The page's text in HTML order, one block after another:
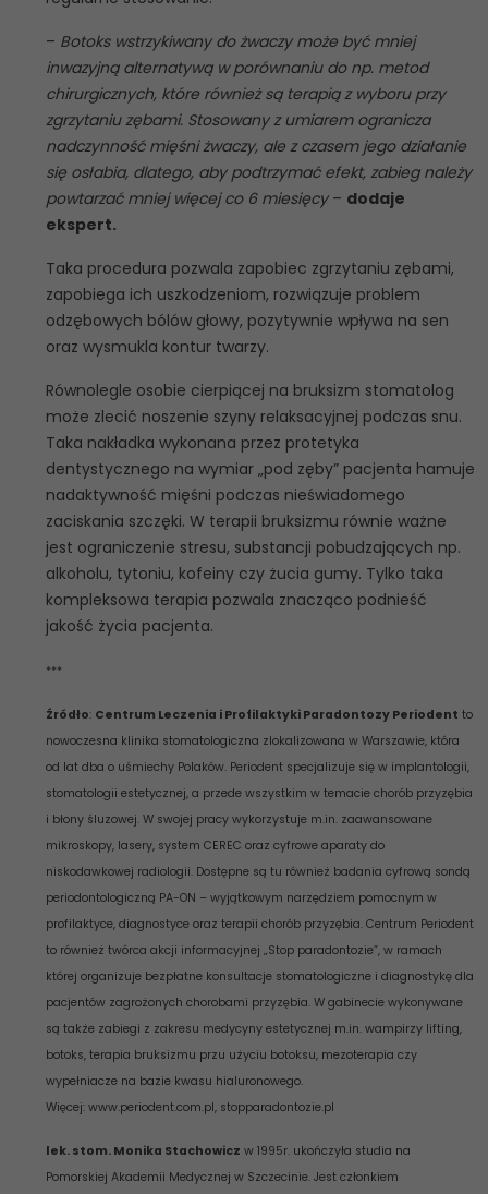
– Botoks wstrzykiwany do żwaczy może być mniej
inwazyjną alternatywą w porównaniu do np. metod
chirurgicznych, które również są terapią z wyboru przy
zgrzytaniu zębami. Stosowany z umiarem ogranicza
nadczynność mięśni żwaczy, ale z czasem jego działanie
się osłabia, dlatego, aby podtrzymać efekt, zabieg należy
powtarzać mniej więcej co 6 miesięcy– dodaje
ekspert.
Taka procedura pozwala zapobiec zgrzytaniu zębami,
zapobiega ich uszkodzeniom, rozwiązuje problem
odzębowych bólów głowy, pozytywnie wpływa na sen
oraz wysmukla kontur twarzy.
Równolegle osobie cierpiącej na bruksizm stomatolog
może zlecić noszenie szyny relaksacyjnej podczas snu.
Taka nakładka wykonana przez protetyka
dentystycznego na wymiar „pod zęby” pacjenta hamuje
nadaktywność mięśni podczas nieświadomego
zaciskania szczęki. W terapii bruksizmu równie ważne
jest ograniczenie stresu, substancji pobudzających np.
alkoholu, tytoniu, kofeiny czy żucia gumy. Tylko taka
kompleksowa terapia pozwala znacząco podnieść
jakość życia pacjenta.
***
Źródło: Centrum Leczenia i Profilaktyki Paradontozy Periodent to
nowoczesna klinika stomatologiczna zlokalizowana w Warszawie, która
od lat dba o uśmiechy Polaków. Periodent specjalizuje się w implantologii,
stomatologii estetycznej, a przede wszystkim w temacie chorób przyzębia
i błony śluzowej. W swojej pracy wykorzystuje m.in. zaawansowane
mikroskopy, lasery, system CEREC oraz cyfrowe aparaty do
niskodawkowej radiologii. Dostępne są tu również badania cyfrową sondą
periodontologiczną PA-ON – wyjątkowym narzędziem pomocnym w
profilaktyce, diagnostyce oraz terapii chorób przyzębia. Centrum Periodent
to również twórca akcji informacyjnej „Stop paradontozie”, w ramach
której organizuje bezpłatne konsultacje stomatologiczne i diagnostykę dla
pacjentów zagrożonych chorobami przyzębia. W gabinecie wykonywane
są także zabiegi z zakresu medycyny estetycznej m.in. wampirzy lifting,
botoks, terapia bruksizmu przu użyciu botoksu, mezoterapia czy
wypełniacze na bazie kwasu hialuronowego.
Więcej: www.periodent.com.pl, stopparadontozie.pl
lek. stom. Monika Stachowicz w 1995r. ukończyła studia na
Pomorskiej Akademii Medycznej w Szczecinie. Jest członkiem